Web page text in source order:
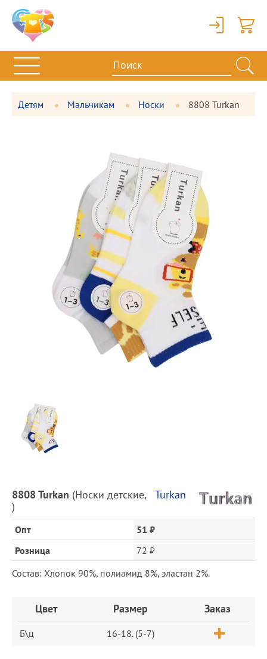
Вход
Детям Мальчикам Носки 8808 Turkan
Описание
товара
и
цена
8808 Turkan (Носки детские,
Turkan
)
Опт
51 ₽
Розница
72 ₽
Состав: Хлопок 90%, полиамид 8%, эластан 2%.
ЗаказЦвет Размер Заказ
Б\ц 16-18. (5-7)